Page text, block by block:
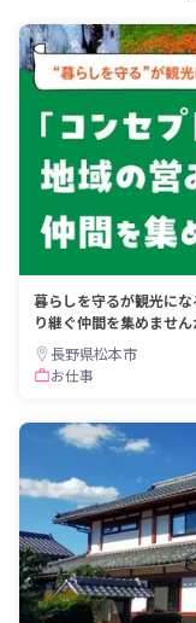
暮らしを守るが観光に
り継ぐ仲間を集めません
長野県松本市
お仕事